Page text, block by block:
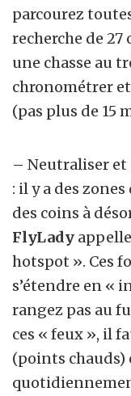
parcourez
recherche de 27
une chasse au
chronométrer
(pas plus de 15
– Neutraliser et
: il y a des
des coins à
FlyLady
hotspot ». Ces
s’étendre en «
rangez pas au
ces « feux », il
(points chauds)